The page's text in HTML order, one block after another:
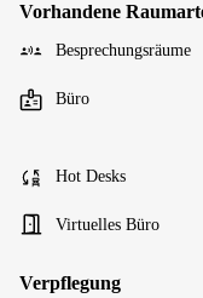
Vorhandene
Besprechungsräume
Büro
Hot Desks
Virtuelles Büro
Verpflegung